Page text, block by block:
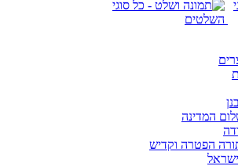
המדינה
הפטרה וקדיש